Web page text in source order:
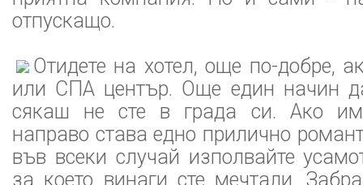
отпускащо.
Отидете на хотел, още по-добре,
или СПА център. Още един начин
сякаш не сте в града си. Ако
направо става едно прилично
във всеки случай изполвайте
за което винаги сте мечтали.